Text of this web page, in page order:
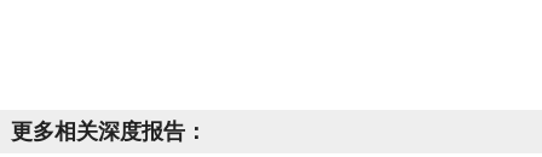
更多相关深度报告：